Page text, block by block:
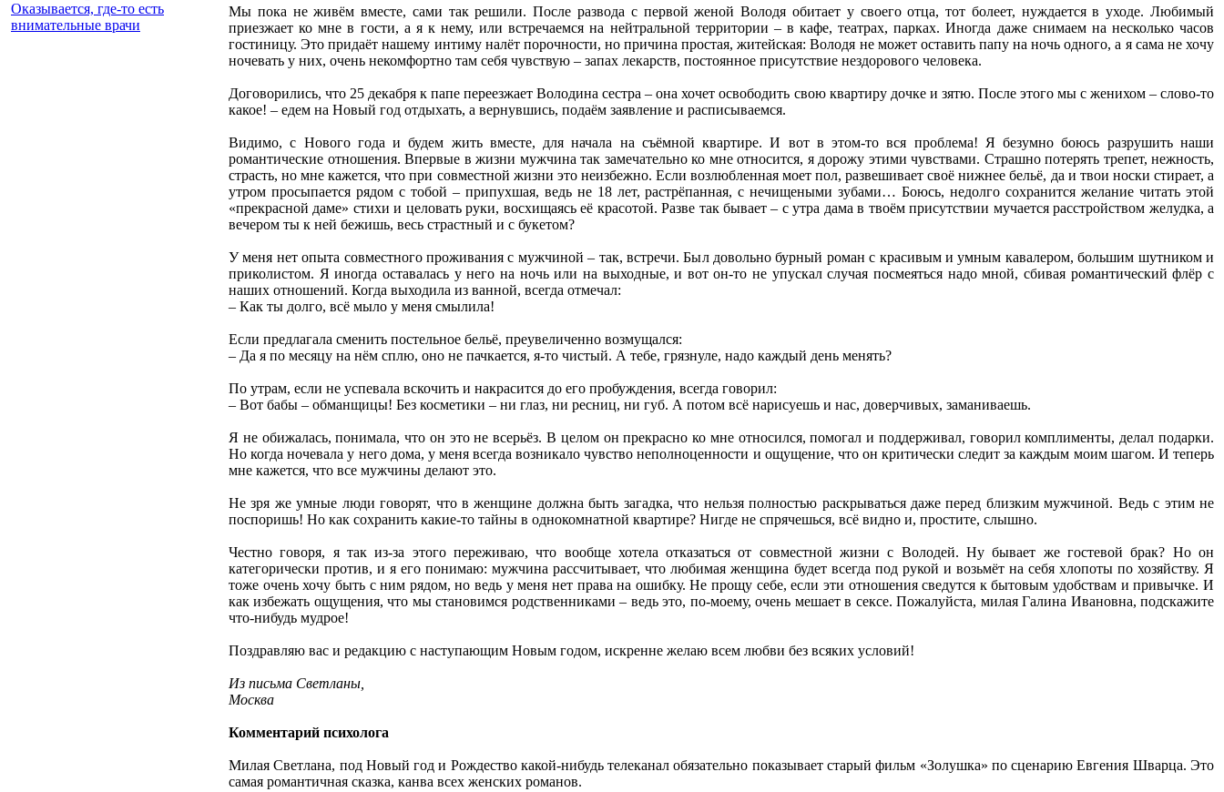
Оказывается, где-то есть
внимательные врачи
Мы пока не живём вместе, сами так решили. После развода с первой женой Володя обитает у своего отца, тот болеет, нуждается в уходе. Любимый
приезжает ко мне в гости, а я к нему, или встречаемся на нейтральной территории – в кафе, театрах, парках. Иногда даже снимаем на несколько часов
гостиницу. Это придаёт нашему интиму налёт порочности, но причина простая, житейская: Володя не может оставить папу на ночь одного, а я сама не хочу
ночевать у них, очень некомфортно там себя чувствую – запах лекарств, постоянное присутствие нездорового человека.
Договорились, что 25 декабря к папе переезжает Володина сестра – она хочет освободить свою квартиру дочке и зятю. После этого мы с женихом – слово-то
какое! – едем на Новый год отдыхать, а вернувшись, подаём заявление и расписываемся.
Видимо, с Нового года и будем жить вместе, для начала на съёмной квартире. И вот в этом-то вся проблема! Я безумно боюсь разрушить наши
романтические отношения. Впервые в жизни мужчина так замечательно ко мне относится, я дорожу этими чувствами. Страшно потерять трепет, нежность,
страсть, но мне кажется, что при совместной жизни это неизбежно. Если возлюбленная моет пол, развешивает своё нижнее бельё, да и твои носки стирает, а
утром просыпается рядом с тобой – припухшая, ведь не 18 лет, растрёпанная, с нечищеными зубами… Боюсь, недолго сохранится желание читать этой
«прекрасной даме» стихи и целовать руки, восхищаясь её красотой. Разве так бывает – с утра дама в твоём присутствии мучается расстройством желудка, а
вечером ты к ней бежишь, весь страстный и с букетом?
У меня нет опыта совместного проживания с мужчиной – так, встречи. Был довольно бурный роман с красивым и умным кавалером, большим шутником и
приколистом. Я иногда оставалась у него на ночь или на выходные, и вот он-то не упускал случая посмеяться надо мной, сбивая романтический флёр с
наших отношений. Когда выходила из ванной, всегда отмечал:
– Как ты долго, всё мыло у меня смылила!
Если предлагала сменить постельное бельё, преувеличенно возмущался:
– Да я по месяцу на нём сплю, оно не пачкается, я-то чистый. А тебе, грязнуле, надо каждый день менять?
По утрам, если не успевала вскочить и накрасится до его пробуждения, всегда говорил:
– Вот бабы – обманщицы! Без косметики – ни глаз, ни ресниц, ни губ. А потом всё нарисуешь и нас, доверчивых, заманиваешь.
Я не обижалась, понимала, что он это не всерьёз. В целом он прекрасно ко мне относился, помогал и поддерживал, говорил комплименты, делал подарки.
Но когда ночевала у него дома, у меня всегда возникало чувство неполноценности и ощущение, что он критически следит за каждым моим шагом. И теперь
мне кажется, что все мужчины делают это.
Не зря же умные люди говорят, что в женщине должна быть загадка, что нельзя полностью раскрываться даже перед близким мужчиной. Ведь с этим не
поспоришь! Но как сохранить какие-то тайны в однокомнатной квартире? Нигде не спрячешься, всё видно и, простите, слышно.
Честно говоря, я так из-за этого переживаю, что вообще хотела отказаться от совместной жизни с Володей. Ну бывает же гостевой брак? Но он
категорически против, и я его понимаю: мужчина рассчитывает, что любимая женщина будет всегда под рукой и возьмёт на себя хлопоты по хозяйству. Я
тоже очень хочу быть с ним рядом, но ведь у меня нет права на ошибку. Не прощу себе, если эти отношения сведутся к бытовым удобствам и привычке. И
как избежать ощущения, что мы становимся родственниками – ведь это, по-моему, очень мешает в сексе. Пожалуйста, милая Галина Ивановна, подскажите
что-нибудь мудрое!
Поздравляю вас и редакцию с наступающим Новым годом, искренне желаю всем любви без всяких условий!
Из письма Светланы,
Москва
Комментарий психолога
Милая Светлана, под Новый год и Рождество какой-нибудь телеканал обязательно показывает старый фильм «Золушка» по сценарию Евгения Шварца. Это
самая романтичная сказка, канва всех женских романов.